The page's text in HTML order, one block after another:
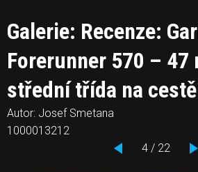
Galerie: Recenze:
Forerunner 570 – 47
střední třída na
Autor: Josef Smetana
1000013212
4 / 22